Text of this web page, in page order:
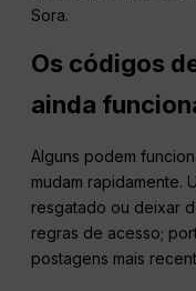
Sora.
Os códigos
ainda
Alguns podem
mudam rapidamente.
resgatado ou deixar
regras de acesso;
postagens mais